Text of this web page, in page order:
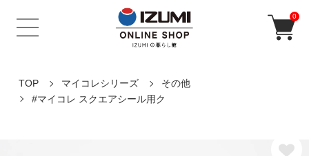
0
TOP マイコレシリーズ
その他
#マイコレ スクエアシール用ク